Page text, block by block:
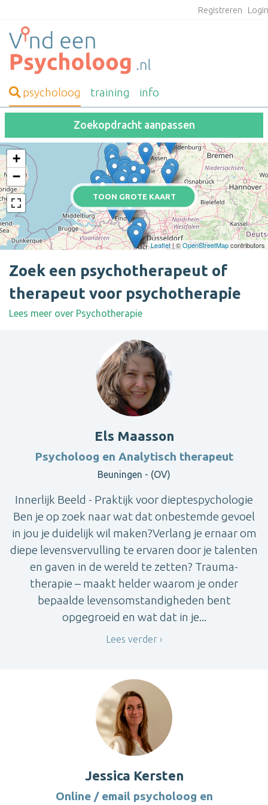
Registreren
psycholoog training info
Zoekopdracht aanpassen
TOON GROTE KAART
+
−
Leaflet| ©OpenStreetMapcontributors
Zoek een psychotherapeut of
therapeut voor psychotherapie
Lees meer over Psychotherapie
Els Maasson
Psycholoog en Analytisch therapeut
Beuningen - (OV)
Innerlijk Beeld - Praktijk voor dieptespychologie
Ben je op zoek naar wat dat onbestemde gevoel
in jou je duidelijk wil maken?Verlang je ernaar om
diepe levensvervulling te ervaren door je talenten
en gaven in de wereld te zetten? Trauma-
therapie – maakt helder waarom je onder
bepaalde levensomstandigheden bent
opgegroeid en wat dat in je...
Lees verder
Jessica Kersten
Online / email psycholoog en